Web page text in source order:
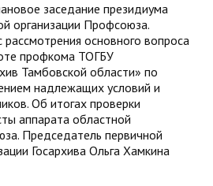
заседание президиума
организации Профсоюза.
рассмотрения основного вопроса
профкома ТОГБУ
Тамбовской области» по
надлежащих условий и
Об итогах проверки
аппарата областной
Председатель первичной
Госархива Ольга Хамкина